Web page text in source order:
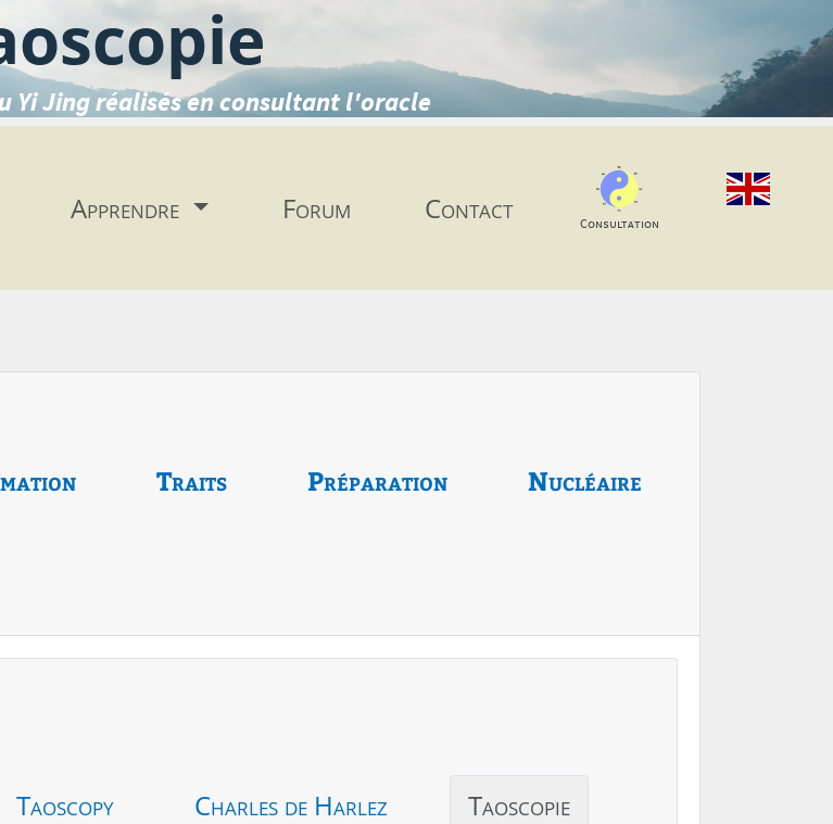
Yi Jing réalisés en consultant l'oracle
Apprendre Forum Contact Consultation
Traits Préparation Nucléaire
Taoscopy Charles de Harlez Taoscopie